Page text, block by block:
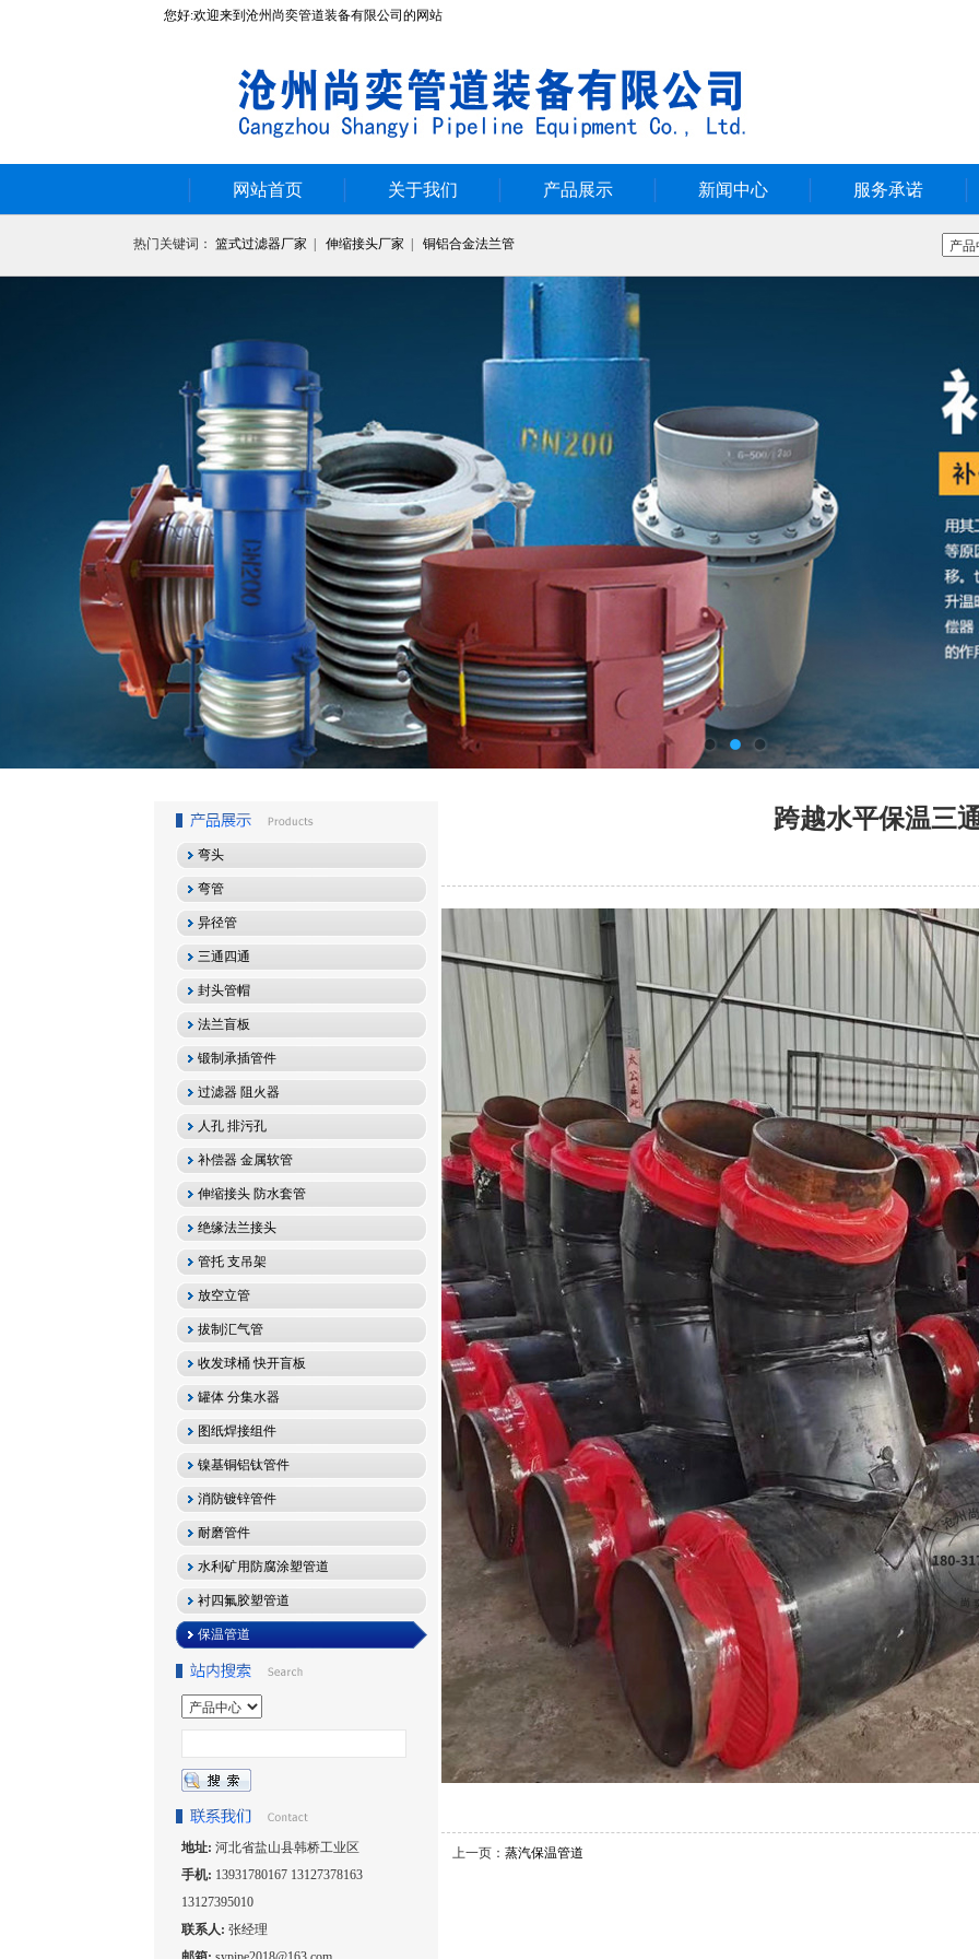
您好:欢迎来到沧州尚奕管道装备有限公司的网站
网站首页 关于我们 产品展示 新闻中心 服务承诺
热门关键词： 篮式过滤器厂家 伸缩接头厂家 铜铝合金法兰管
弯头
弯管
异径管
三通四通
封头管帽
法兰盲板
锻制承插管件
过滤器 阻火器
人孔 排污孔
补偿器 金属软管
伸缩接头 防水套管
绝缘法兰接头
管托 支吊架
放空立管
拔制汇气管
收发球桶 快开盲板
罐体 分集水器
图纸焊接组件
镍基铜铝钛管件
消防镀锌管件
耐磨管件
水利矿用防腐涂塑管道
衬四氟胶塑管道
保温管道
地址: 河北省盐山县韩桥工业区
手机: 13931780167 13127378163
13127395010
联系人: 张经理
跨越水平保温三
上一页： 蒸汽保温管道